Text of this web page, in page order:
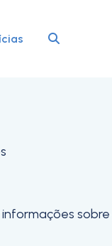
e acesso a